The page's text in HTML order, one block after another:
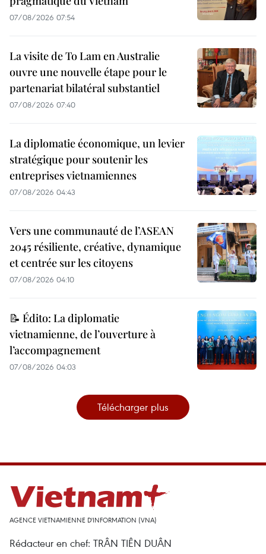
07/08/2026 07:54
La visite de To Lam en Australie
ouvre une nouvelle étape pour le
partenariat bilatéral substantiel
07/08/2026 07:40
La diplomatie économique, un levier
stratégique pour soutenir les
entreprises vietnamiennes
07/08/2026 04:43
Vers une communauté de l’ASEAN
2045 résiliente, créative, dynamique
et centrée sur les citoyens
07/08/2026 04:10
📝 Édito: La diplomatie
vietnamienne, de l’ouverture à
l’accompagnement
07/08/2026 04:03
Télécharger plus
AGENCE VIETNAMIENNE D'INFORMATION (VNA)
Rédacteur en chef: TRÂN TIÊN DUÂN